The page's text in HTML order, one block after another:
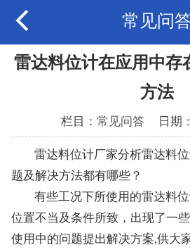
 常见问
雷达料位计在应用中存
方法
栏目： 常见问答 日期
雷达料位计厂家分析雷达料
题及解决方法都有哪些？
有些工况下所使用的雷达料
位置不当及条件所致，出现了一
使用中的问题提出解决方案,供大家